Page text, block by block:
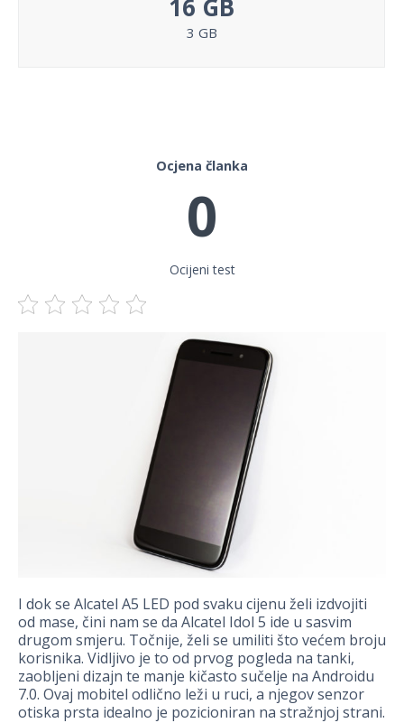
16 GB
3 GB
Ocjena članka
0
Ocijeni test
I dok se Alcatel A5 LED pod svaku cijenu želi izdvojiti
od mase, čini nam se da Alcatel Idol 5 ide u sasvim
drugom smjeru. Točnije, želi se umiliti što većem broju
korisnika. Vidljivo je to od prvog pogleda na tanki,
zaobljeni dizajn te manje kičasto sučelje na Androidu
7.0. Ovaj mobitel odlično leži u ruci, a njegov senzor
otiska prsta idealno je pozicioniran na stražnjoj strani.